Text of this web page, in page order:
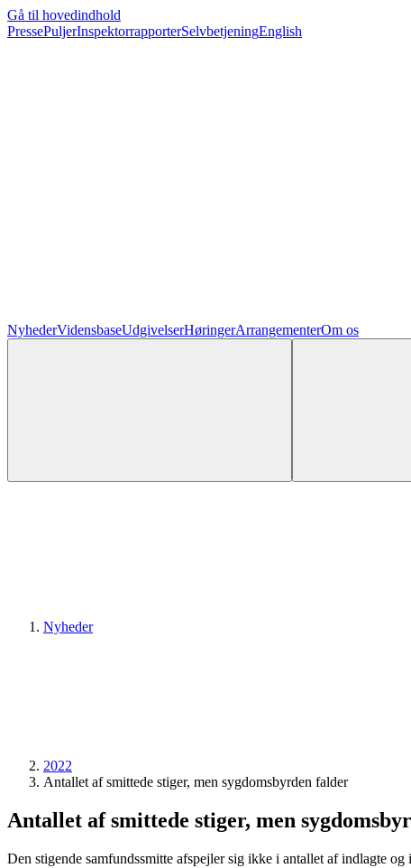
Gå til hovedindhold
PressePuljerInspektorrapporterSelvbetjeningEnglish
NyhederVidensbaseUdgivelserHøringerArrangementerOm os
Nyheder
2022
Antallet af smittede stiger, men sygdomsbyrden falder
Antallet af smittede stiger, men
Den stigende samfundssmitte afspejler sig ikke i antallet af indlagte